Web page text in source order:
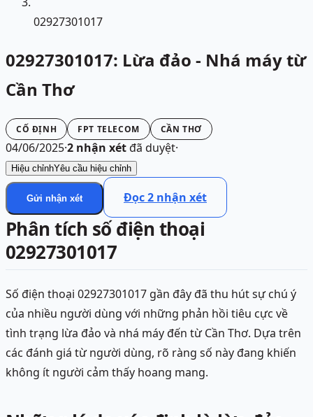
02927301017
02927301017: Lừa đảo - Nhá máy từ
Cần Thơ
CỐ ĐỊNH FPT TELECOM CẦN THƠ
04/06/2025·2 nhận xétđã duyệt·
Hiệu chỉnhYêu cầu hiệu chỉnh
Gửi nhận xét Đọc2 nhận xét
Phân tích số điện thoại
02927301017
Số điện thoại 02927301017 gần đây đã thu hút sự chú ý
của nhiều người dùng với những phản hồi tiêu cực về
tình trạng lừa đảo và nhá máy đến từ Cần Thơ. Dựa trên
các đánh giá từ người dùng, rõ ràng số này đang khiến
không ít người cảm thấy hoang mang.